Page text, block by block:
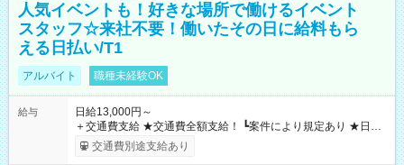
人気イベントも！好きな場所で働けるイベント
スタッフ☆来社不要！働いたその日に給料もら
える日払い/T1
アルバイト 職種未経験OK
給与
日給13,000円～
＋交通費支給 ★交通費全額支給！ ┗案件により規定あり ★日払
いOK！（規定あり） ┗働いたその日に現金GET♪ お仕事後はコ
ンビニATMから 日払い分を引き落とせます！ 【試用期間】試
交通費別途支給あり